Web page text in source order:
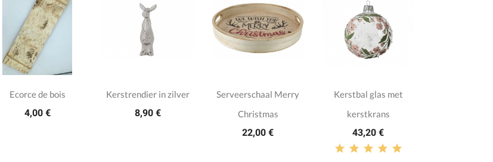
Ecorce de bois
4,00 €
Kerstrendier in zilver
8,90 €
Serveerschaal Merry
Christmas
22,00 €
Kerstbal glas met
kerstkrans
43,20 €